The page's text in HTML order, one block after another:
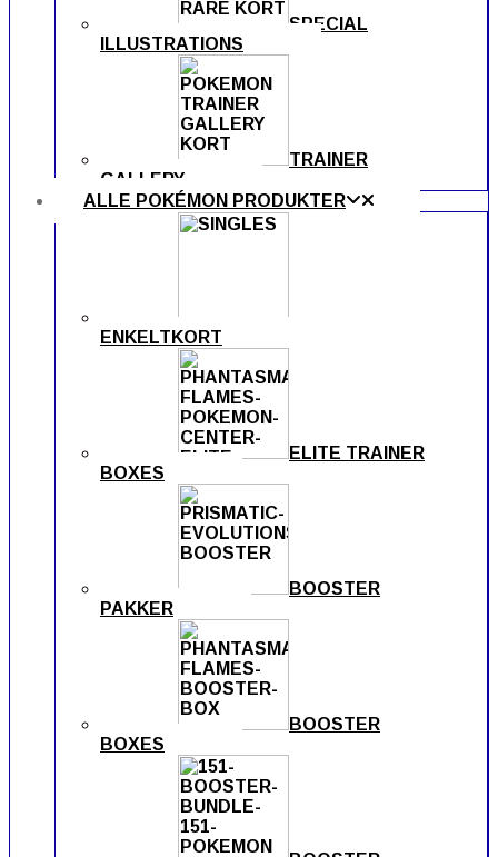
SPECIAL
ILLUSTRATIONS
TRAINER
GALLERY
ALLE POKÉMON PRODUKTER
ENKELTKORT
ELITE TRAINER
BOXES
BOOSTER
PAKKER
BOOSTER
BOXES